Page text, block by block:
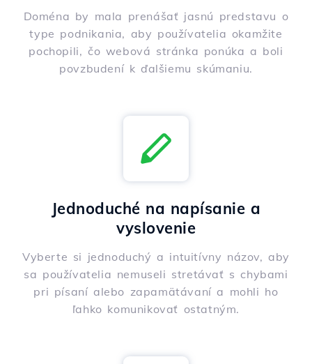
Doména by mala prenášať jasnú predstavu o
type podnikania, aby používatelia okamžite
pochopili, čo webová stránka ponúka a boli
povzbudení k ďalšiemu skúmaniu.
Jednoduché na napísanie a
vyslovenie
Vyberte si jednoduchý a intuitívny názov, aby
sa používatelia nemuseli stretávať s chybami
pri písaní alebo zapamätávaní a mohli ho
ľahko komunikovať ostatným.